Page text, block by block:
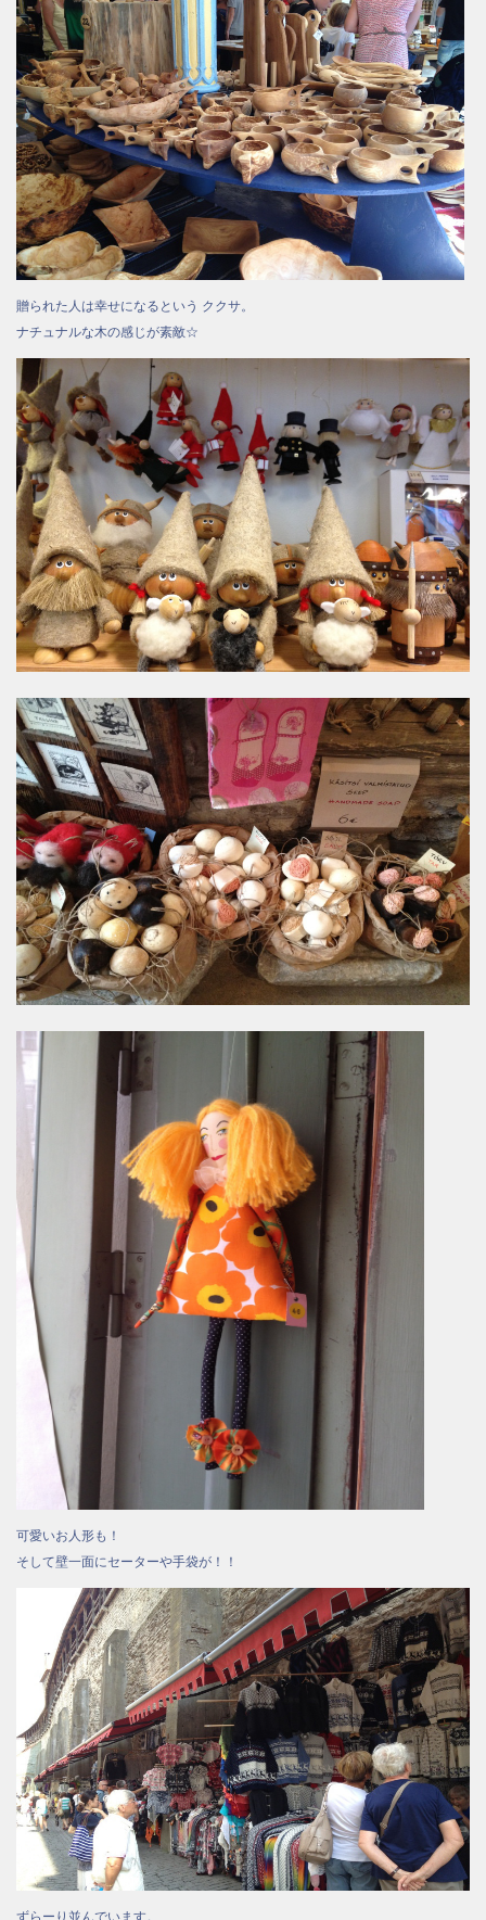
贈られた人は幸せになるという ククサ。
ナチュナルな木の感じが素敵☆
可愛いお人形も！
そして壁一面にセーターや手袋が！！
ずらーり並んでいます。